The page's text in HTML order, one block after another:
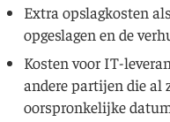
Extra opslagkosten
opgeslagen en de
Kosten voor IT-
andere partijen die al
oorspronkelijke